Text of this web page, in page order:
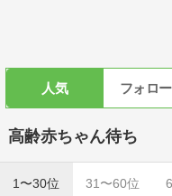
人気 フォロ
高齢赤ちゃん待ち
1〜30位 31〜60位